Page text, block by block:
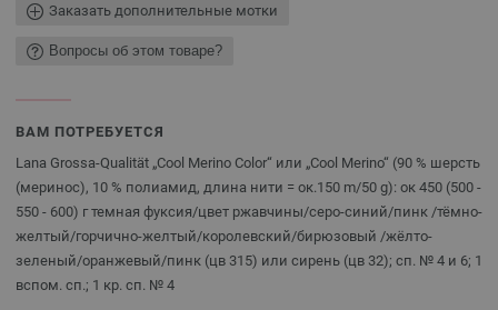
Заказать дополнительные мотки
Вопросы об этом товаре?
ВАМ ПОТРЕБУЕТСЯ
Lana Grossa-Qualität „Cool Merino Color“ или „Cool Merino“ (90 % шерсть
(меринос), 10 % полиамид, длина нити = ок.150 m/50 g): ок 450 (500 -
550 - 600) г темная фуксия/цвет ржавчины/серо-синий/пинк /тёмно-
желтый/горчично-желтый/королевский/бирюзовый /жёлто-
зеленый/оранжевый/пинк (цв 315) или сирень (цв 32); сп. № 4 и 6; 1
вспом. сп.; 1 кр. сп. № 4